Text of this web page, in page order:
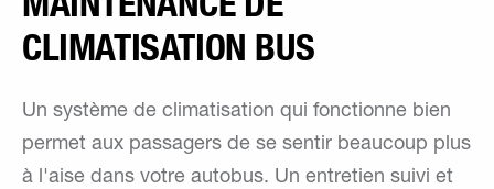
CLIMATISATION BUS
Un système de climatisation qui fonctionne bien
permet aux passagers de se sentir beaucoup plus
à l'aise dans votre autobus. Un entretien suivi et